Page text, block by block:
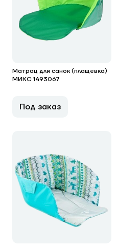
Матрац для санок (плащевка)
МИКС 1493067
Под заказ